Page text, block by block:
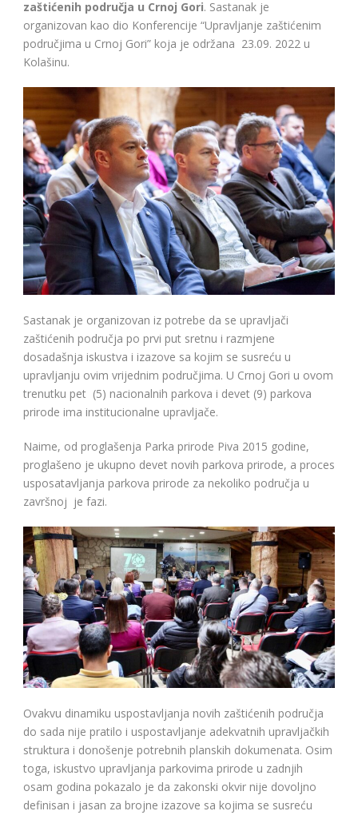
zaštićenih područja u Crnoj Gori. Sastanak je
organizovan kao dio Konferencije “Upravljanje zaštićenim
područjima u Crnoj Gori” koja je održana 23.09. 2022 u
Kolašinu.
Sastanak je organizovan iz potrebe da se upravljači
zaštićenih područja po prvi put sretnu i razmjene
dosadašnja iskustva i izazove sa kojim se susreću u
upravljanju ovim vrijednim područjima. U Crnoj Gori u ovom
trenutku pet (5) nacionalnih parkova i devet (9) parkova
prirode ima institucionalne upravljače.
Naime, od proglašenja Parka prirode Piva 2015 godine,
proglašeno je ukupno devet novih parkova prirode, a proces
usposatavljanja parkova prirode za nekoliko područja u
završnoj je fazi.
Ovakvu dinamiku uspostavljanja novih zaštićenih područja
do sada nije pratilo i uspostavljanje adekvatnih upravljačkih
struktura i donošenje potrebnih planskih dokumenata. Osim
toga, iskustvo upravljanja parkovima prirode u zadnjih
osam godina pokazalo je da zakonski okvir nije dovoljno
definisan i jasan za brojne izazove sa kojima se susreću